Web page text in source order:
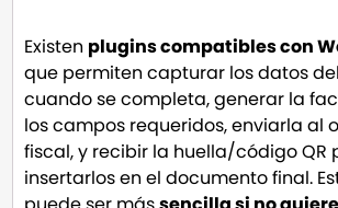
Existen plugins compatibles con
que permiten capturar los datos
cuando se completa, generar la
los campos requeridos, enviarla al
fiscal, y recibir la huella/código QR
insertarlos en el documento final.